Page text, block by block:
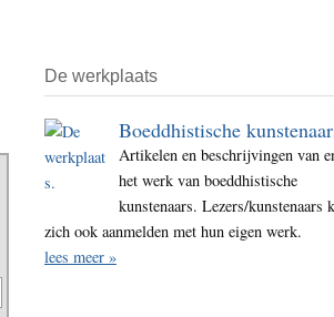
De werkplaats
Boeddhistische
Artikelen en beschrijvingen van
het werk van boeddhistische
kunstenaars. Lezers/kunstenaars
zich ook aanmelden met hun eigen werk.
lees meer »